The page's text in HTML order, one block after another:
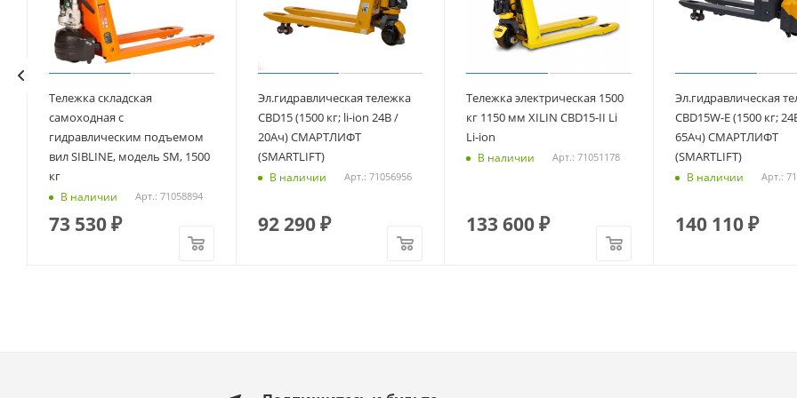
Тележка складская
самоходная c
гидравлическим подъемом
вил SIBLINE, модель SM, 1500
кг
В наличии Арт.: 71058894
73 530₽
Эл.гидравлическая тележка
CBD15 (1500 кг; li-ion 24В /
20Ач) СМАРТЛИФТ
(SMARTLIFT)
В наличии Арт.: 71056956
92 290₽
Тележка электрическая 1500
кг 1150 мм XILIN CBD15-II Li
Li-ion
В наличии Арт.: 71051178
133 600₽
Эл.гидравлическая
CBD15W-E (1500 кг;
65Ач) СМАРТЛИФТ
(SMARTLIFT)
В наличии Арт.:
140 110₽